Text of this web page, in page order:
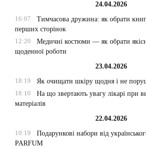
24.04.2026
16:07
Тимчасова дружина: як обрати
перших сторінок
12:20
Медичні костюми — як обрати
щоденної роботи
23.04.2026
18:19
Як очищати шкіру щодня і не
18:10
На що звертають увагу лікарі при
матеріалів
22.04.2026
10:19
Подарункові набори від
PARFUM